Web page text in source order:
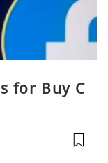
for Buy C